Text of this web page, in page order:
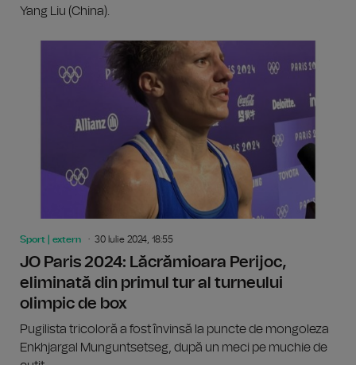
Yang Liu (China).
Sport | extern 30 Iulie 2024, 18:55
JO Paris 2024: Lăcrămioara Perijoc,
eliminată din primul tur al turneului
olimpic de box
Pugilista tricoloră a fost învinsă la puncte de mongoleza
Enkhjargal Munguntsetseg, după un meci pe muchie de